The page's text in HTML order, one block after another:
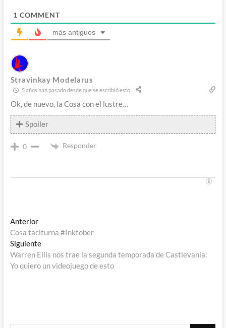
1 COMMENT
más antiguos
Stravinkay Modelarus
5 años han pasado desde que se escribió esto
Ok, de nuevo, la Cosa con el lustre…
Spoiler
0 Responder
Navegación
de
entradas
AnteriorEntrada
anterior:
Cosa taciturna #Inktober
SiguienteEntrada
siguiente:
Warren Ellis nos trae la segunda temporada de Castlevania:
Yo quiero un videojuego de esto